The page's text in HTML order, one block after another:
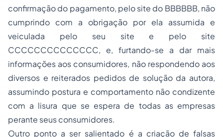
confirmação do pagamento, pelo site do BBBBBB, não
cumprindo com a obrigação por ela assumida e
veiculada pelo seu site e pelo site
CCCCCCCCCCCCCC, e, furtando-se a dar mais
informações aos consumidores, não respondendo aos
diversos e reiterados pedidos de solução da autora,
assumindo postura e comportamento não condizente
com a lisura que se espera de todas as empresas
perante seus consumidores.
Outro ponto a ser salientado é a criação de falsas